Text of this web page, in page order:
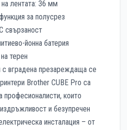
лентата: 36 мм
за полусрез
свързаност
йонна батерия
терен
с вградена презареждаща се
Brother CUBE Pro са
професионалисти, които
и безупречен
инсталация – от